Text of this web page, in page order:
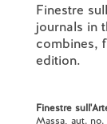
Finestre
journals in
combines,
edition.
Finestre
Massa, aut.